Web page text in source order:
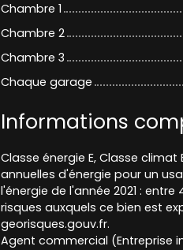
Chambre 1
Chambre 2
Chambre 3
Chaque garage
Informations
Classe énergie E, Classe
annuelles d'énergie pour un
l'énergie de l'année 2021 :
risques auxquels ce bien est
georisques.gouv.fr.
Agent commercial (Entreprise